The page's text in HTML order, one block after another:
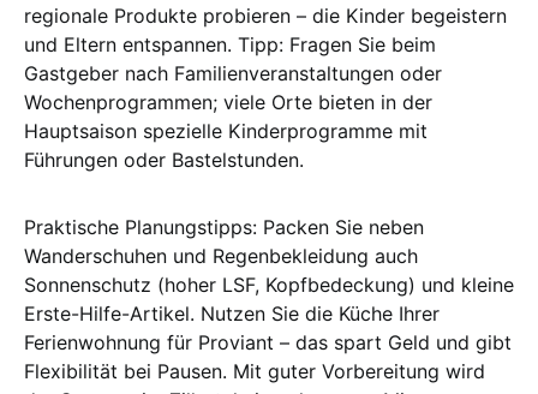
regionale Produkte probieren – die Kinder begeistern
und Eltern entspannen. Tipp: Fragen Sie beim
Gastgeber nach Familienveranstaltungen oder
Wochenprogrammen; viele Orte bieten in der
Hauptsaison spezielle Kinderprogramme mit
Führungen oder Bastelstunden.
Praktische Planungstipps: Packen Sie neben
Wanderschuhen und Regenbekleidung auch
Sonnenschutz (hoher LSF, Kopfbedeckung) und kleine
Erste-Hilfe-Artikel. Nutzen Sie die Küche Ihrer
Ferienwohnung für Proviant – das spart Geld und gibt
Flexibilität bei Pausen. Mit guter Vorbereitung wird